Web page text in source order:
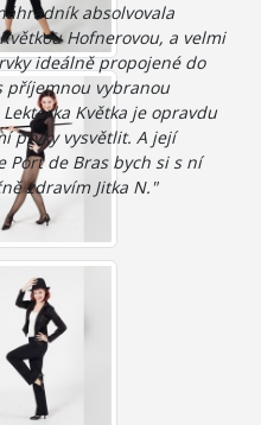
absolvovala
Hofnerovou, a velmi
ideálně propojené do
příjemnou vybranou
Květka je opravdu
prvky vysvětlit. A její
de Bras bych si s ní
zdravím Jitka N."